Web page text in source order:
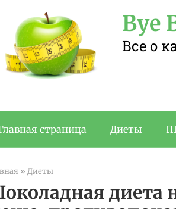
Bye
Все о
страница Диеты
» Диеты
диета